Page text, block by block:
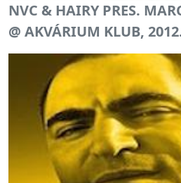
NVC & HAIRY PRES.
@ AKVÁRIUM KLUB,